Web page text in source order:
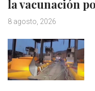
la vacunación
8 agosto, 2026